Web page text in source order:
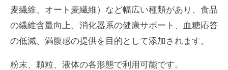
麦繊維、オート麦繊維）など幅広い種類があり、食品
の繊維含量向上、消化器系の健康サポート、血糖応答
の低減、満腹感の提供を目的として添加されます。
粉末、顆粒、液体の各形態で利用可能です。